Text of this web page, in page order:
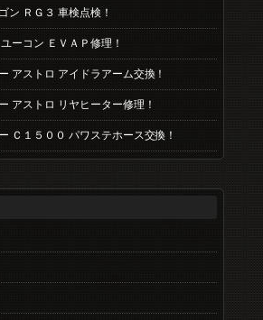
ン ＲＧ３ 車検点検！
ーコン ＥＶＡＰ修理！
アストロ アイドラアーム交換！
アストロ リヤヒーター修理！
Ｃ１５００ パワステホース交換！